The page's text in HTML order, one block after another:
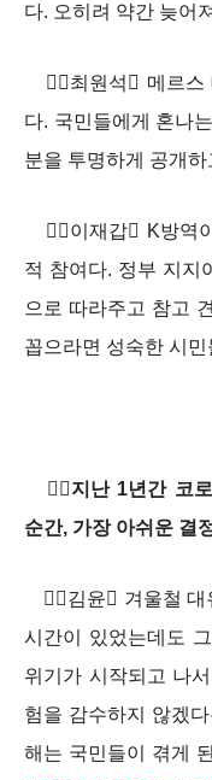
다. 오히려 약간 늦어
최원석 메르스
다. 국민들에게 혼나
분을 투명하게 공개
이재갑 K방역
적 참여다. 정부 지지
으로 따라주고 참고
꼽으라면 성숙한 시
지난 1년간 코로
순간, 가장 아쉬운 결
김윤 겨울철 대
시간이 있었는데도
위기가 시작되고 나
험을 감수하지 않겠
해는 국민들이 겪게